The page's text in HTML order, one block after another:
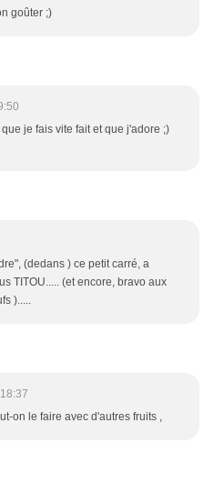
goûter ;)
je fais vite fait et que j'adore ;)
(dedans ) ce petit carré, a
TITOU..... (et encore, bravo aux
).....
on le faire avec d'autres fruits ,